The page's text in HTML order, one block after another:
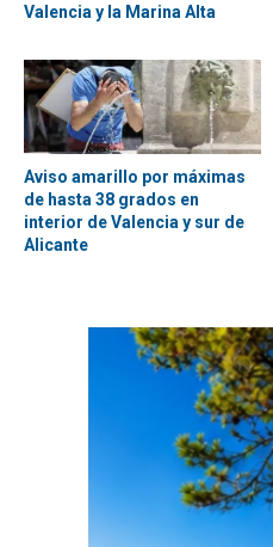
Valencia y la Marina Alta
Aviso amarillo por máximas
de hasta 38 grados en
interior de Valencia y sur de
Alicante